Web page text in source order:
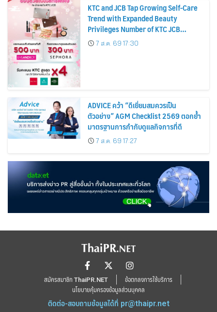
KTC and JCB Tap Growing Self-Care
Trend with Expanded Beauty
Privileges Number of KTC JCB
Cardmembers Spending on
Cosmetics Rises 26%
7 ส.ค. 69 17:30
ADVICE คว้า “ดีเยี่ยมสมควรเป็น
ตัวอย่าง” AGM Checklist 2569 ตอกย้ำ
มาตรฐานการกำกับดูแลกิจการที่ดี
7 ส.ค. 69 17:27
สมัครสมาชิก ThaiPR.NET
ข้อตกลงการใช้บริการ
นโยบายคุ้มครองข้อมูลส่วนบุคคล
ติดต่อ-สอบถามข้อมูลได้ที่ pr@thaipr.net